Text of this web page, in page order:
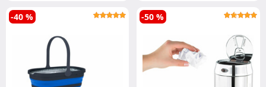
déchet..
auto-net..
-40 % -50 %